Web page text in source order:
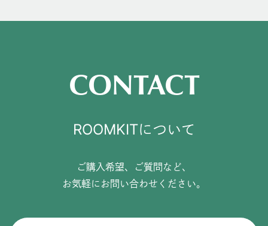
CONTACT
ROOMKITについて
ご購入希望、ご質問など、
お気軽にお問い合わせください。